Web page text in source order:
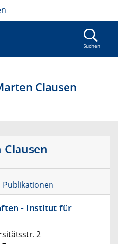
Suchen
Clausen
Publikationen
- Institut für
2